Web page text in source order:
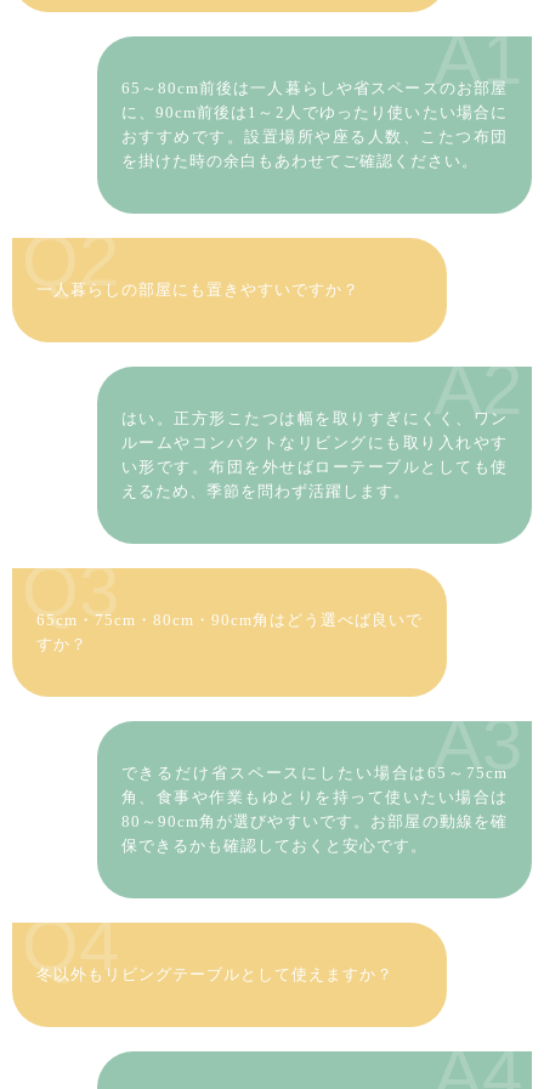
A1
65～80cm前後は一人暮らしや省スペースのお部屋
に、90cm前後は1～2人でゆったり使いたい場合に
おすすめです。設置場所や座る人数、こたつ布団
を掛けた時の余白もあわせてご確認ください。
Q2
一人暮らしの部屋にも置きやすいですか？
A2
はい。正方形こたつは幅を取りすぎにくく、ワン
ルームやコンパクトなリビングにも取り入れやす
い形です。布団を外せばローテーブルとしても使
えるため、季節を問わず活躍します。
Q3
65cm・75cm・80cm・90cm角はどう選べば良いで
すか？
A3
できるだけ省スペースにしたい場合は65～75cm
角、食事や作業もゆとりを持って使いたい場合は
80～90cm角が選びやすいです。お部屋の動線を確
保できるかも確認しておくと安心です。
Q4
冬以外もリビングテーブルとして使えますか？